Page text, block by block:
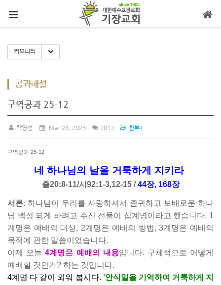
커뮤니티 Toggle Dropdown
공과해설
구역공과 25-12
탁영성 Mar 28, 2025 2013 첨부1
구역공과 25-12
네 하나님의 날을 거룩하게 지키라
출20:8-11/시92:1-3,12-15 /44장, 168장
서론. 하나님이 우리를 사랑하셔서 존귀하고 보배로운 하나
님 백성 되게 하려고 주신 선물이 십계명이라고 했습니다. 1
계명은 예배의 대상, 2계명은 예배의 방법, 3계명은 예배의
목적에 관한 말씀이었습니다.
이제 오늘4계명은 예배의 내용입니다. 구체적으로 어떻게
예배할 것인가? 하는 것입니다.
4계명 다 같이 외워 봅시다. ‘안식일을 기억하여 거룩하게 지